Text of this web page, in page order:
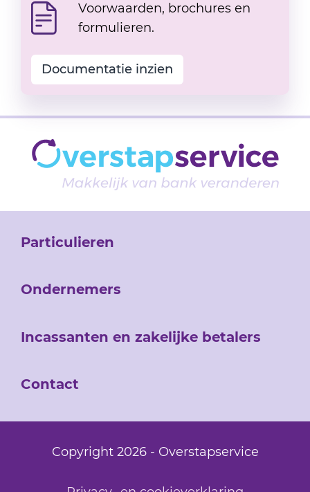
Voorwaarden, brochures en
formulieren.
Documentatie inzien
Particulieren
Ondernemers
Incassanten en zakelijke betalers
Contact
Copyright 2026 - Overstapservice